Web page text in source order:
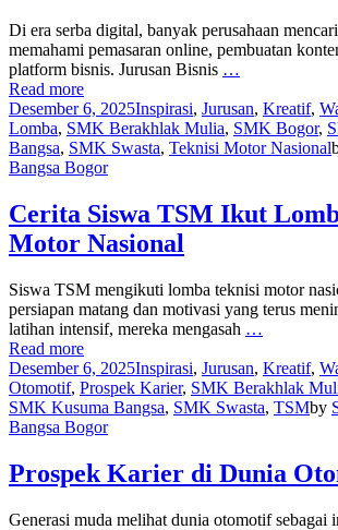
Di era serba digital, banyak perusahaan
memahami pemasaran online, pembuatan
platform bisnis. Jurusan Bisnis …
Read more
Desember 6, 2025Inspirasi, Jurusan, Kreatif,
Lomba, SMK Berakhlak Mulia, SMK Bogor,
Bangsa, SMK Swasta, Teknisi Motor Nasional
Bangsa Bogor
Cerita Siswa TSM Ikut
Motor Nasional
Siswa TSM mengikuti lomba teknisi motor
persiapan matang dan motivasi yang terus
latihan intensif, mereka mengasah …
Read more
Desember 6, 2025Inspirasi, Jurusan, Kreatif,
Otomotif, Prospek Karier, SMK Berakhlak
SMK Kusuma Bangsa, SMK Swasta, TSMby
Bangsa Bogor
Prospek Karier di Dunia
Generasi muda melihat dunia otomotif sebagai